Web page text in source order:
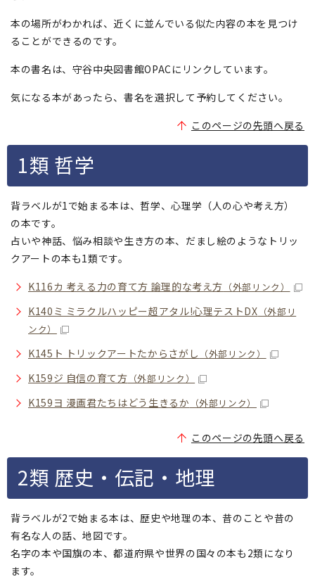
本の場所がわかれば、近くに並んでいる似た内容の本を見つけ
ることができるのです。
本の書名は、守谷中央図書館OPACにリンクしています。
気になる本があったら、書名を選択して予約してください。
このページの先頭へ戻る
1類 哲学
背ラベルが1で始まる本は、哲学、心理学（人の心や考え方）
の本です。
占いや神話、悩み相談や生き方の本、だまし絵のようなトリッ
クアートの本も1類です。
K116カ 考える力の育て方 論理的な考え方 （外部リンク）
K140ミ ミラクルハッピー超アタル!心理テストDX （外部リ
ンク）
K145ト トリックアートたからさがし （外部リンク）
K159ジ 自信の育て方 （外部リンク）
K159ヨ 漫画君たちはどう生きるか （外部リンク）
このページの先頭へ戻る
2類 歴史・伝記・地理
背ラベルが2で始まる本は、歴史や地理の本、昔のことや昔の
有名な人の話、地図です。
名字の本や国旗の本、都道府県や世界の国々の本も2類になり
ます。